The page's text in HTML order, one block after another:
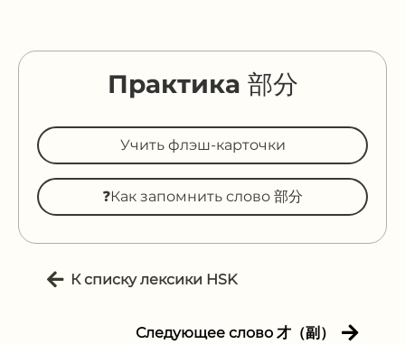
Практика 部分
Учить флэш-карточки
❓Как запомнить слово 部分
К списку лексики HSK
Следующее слово 才（副）